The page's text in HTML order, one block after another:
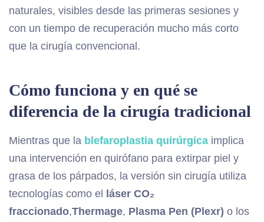
naturales, visibles desde las primeras sesiones y
con un tiempo de recuperación mucho más corto
que la cirugía convencional.
Cómo funciona y en qué se
diferencia de la cirugía tradicional
Mientras que la blefaroplastia quirúrgica implica
una intervención en quirófano para extirpar piel y
grasa de los párpados, la versión sin cirugía utiliza
tecnologías como el
láser CO₂
fraccionado,Thermage, Plasma Pen (Plexr) o los